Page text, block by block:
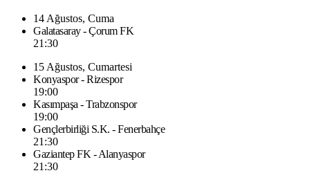
14 Ağustos, Cuma
Galatasaray - Çorum FK
21:30
15 Ağustos, Cumartesi
Konyaspor - Rizespor
19:00
Kasımpaşa - Trabzonspor
19:00
Gençlerbirliği S.K. - Fenerbahçe
21:30
Gaziantep FK - Alanyaspor
21:30